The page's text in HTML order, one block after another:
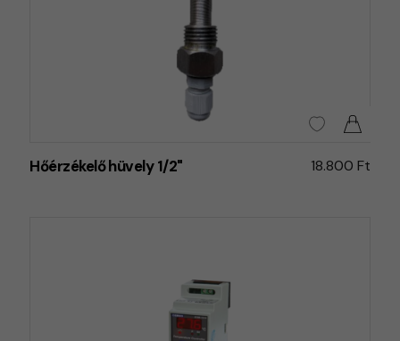
Hőérzékelő hüvely 1/2" 18.800 Ft